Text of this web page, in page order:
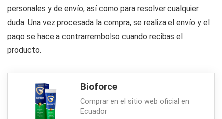
personales y de envío, así como para resolver cualquier
duda. Una vez procesada la compra, se realiza el envío y el
pago se hace a contrarrembolso cuando recibas el
producto.
Bioforce
Comprar en el sitio web oficial en
Ecuador